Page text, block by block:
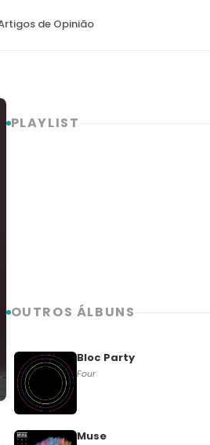
de Opinião
PLAYLIST
OUTROS ÁLBUNS
Bloc Party
Four
Muse